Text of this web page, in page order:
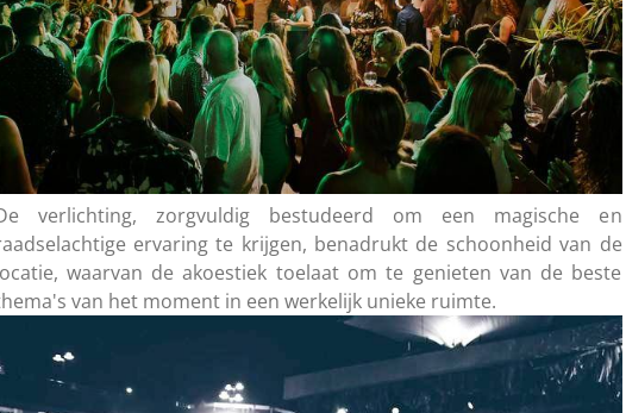
verlichting, zorgvuldig bestudeerd om een magische en
ervaring te krijgen, benadrukt de schoonheid van de
waarvan de akoestiek toelaat om te genieten van de beste
van het moment in een werkelijk unieke ruimte.